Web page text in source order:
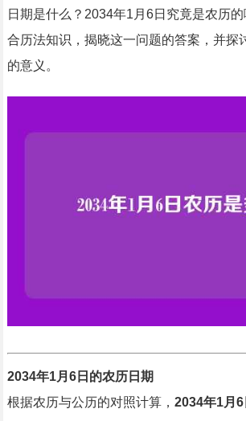
日期是什么？2034年1月6日究竟是农历
合历法知识，揭晓这一问题的答案，并探
的意义。
2034年1月6日的农历日期
根据农历与公历的对照计算， 2034年1月